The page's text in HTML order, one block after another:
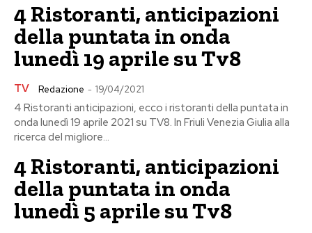
4 Ristoranti, anticipazioni
della puntata in onda
lunedì 19 aprile su Tv8
TV Redazione - 19/04/2021
4 Ristoranti anticipazioni, ecco i ristoranti della puntata in
onda lunedì 19 aprile 2021 su TV8. In Friuli Venezia Giulia alla
ricerca del migliore...
4 Ristoranti, anticipazioni
della puntata in onda
lunedì 5 aprile su Tv8